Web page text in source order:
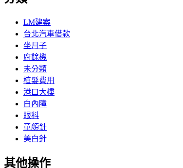
LM建案
台北汽車借款
坐月子
廚餘機
未分類
植髮費用
港口大樓
白內障
眼科
童顏針
美白針
其他操作